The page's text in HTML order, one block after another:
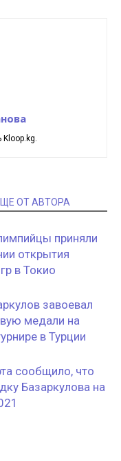
Kloop.kg.
ОТ АВТОРА
приняли
открытия
в Токио
завоевал
медали на
в Турции
сообщило, что
Базаркулова на